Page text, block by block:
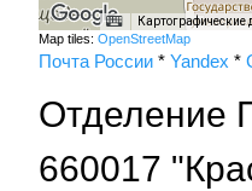
Картографические
Map tiles: OpenStreetMap
Почта России * Yandex *
Отделение
660017